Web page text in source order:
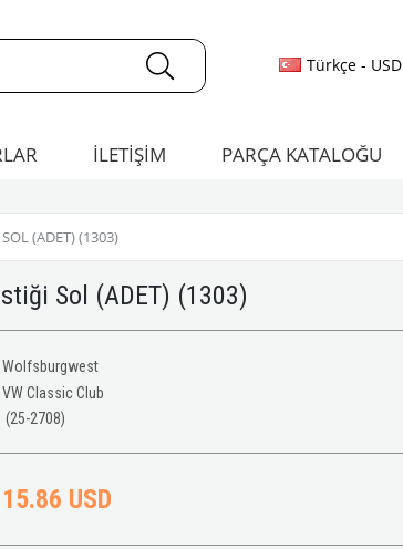
Türkçe - USD
İLETİŞİM PARÇA KATALOĞU
(ADET) (1303)
Sol (ADET) (1303)
Wolfsburgwest
VW Classic Club
(25-2708)
15.86 USD